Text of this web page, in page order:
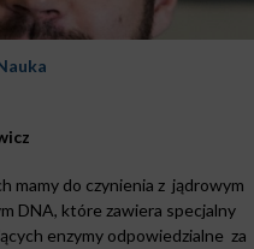
mamy do czynienia z jądrowym
DNA, które zawiera specjalny
enzymy odpowiedzialne za